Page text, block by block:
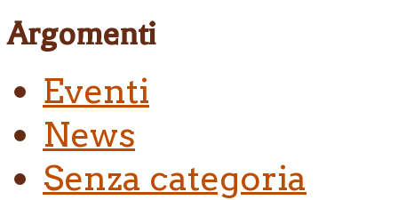
Argomenti
Eventi
News
Senza categoria